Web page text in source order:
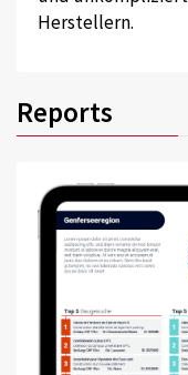
Herstellern.
Reports